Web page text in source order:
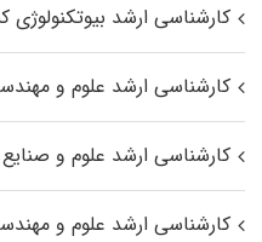
کارشناسی ارشد بیوتکنولوژی
کارشناسی ارشد علوم و
کارشناسی ارشد علوم و
کارشناسی ارشد علوم و